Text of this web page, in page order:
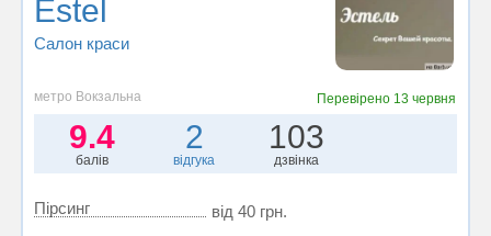
Estel
Салон краси
метро Вокзальна Перевірено 13 червня
9.4
балів
2
відгука
103
дзвінка
Пірсинг від 40 грн.